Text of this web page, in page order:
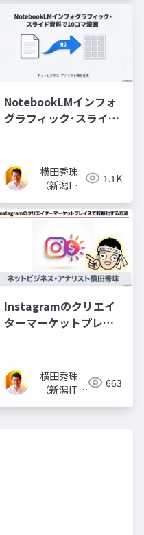
NotebookLMインフォ
グラフィック･スライド
横田秀珠
（新潟IT
タント）
1.1K
Instagramのクリエイ
ターマーケットプレイ
横田秀珠
（新潟ITコ
663